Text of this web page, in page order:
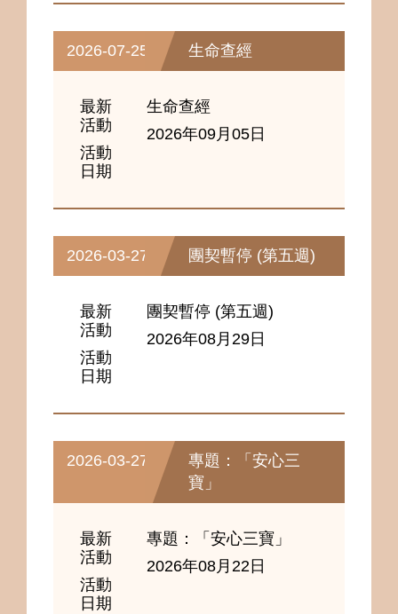
2026-07-25 生命查經
最新
活動
活動
日期
生命查經
2026年09月05日
2026-03-27 團契暫停 (第五週)
最新
活動
活動
日期
團契暫停 (第五週)
2026年08月29日
2026-03-27
專題：「安心三
寶」
最新
活動
活動
日期
專題：「安心三寶」
2026年08月22日